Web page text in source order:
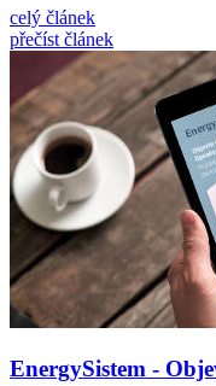
celý článek
přečíst článek
EnergySistem -